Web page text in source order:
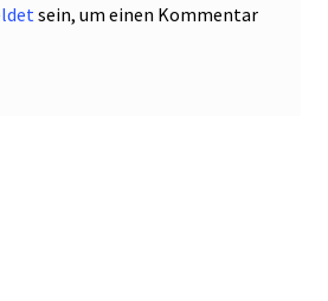
sein, um einen Kommentar